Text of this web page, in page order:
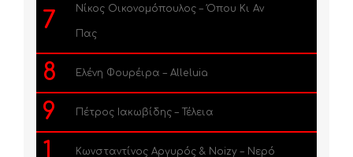
7 Νίκος Οικονομόπουλος – Όπου Κι Αν
Πας
8 Ελένη Φουρέιρα – Alleluia
9 Πέτρος Ιακωβίδης – Τέλεια
1 Κωνσταντίνος Αργυρός & Noizy – Νερό